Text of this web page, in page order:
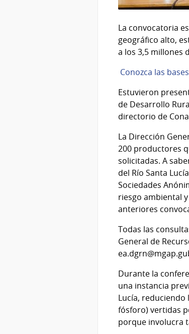
La convocatoria
geográfico alto,
a los 3,5 millones
Conozca las
Estuvieron
de Desarrollo
directorio de
La Dirección
200 productores
solicitadas. A
del Río Santa
Sociedades
riesgo ambiental
anteriores
Todas las
General de
Durante la
una instancia
Lucía,
fósforo) vertidas
porque involucra